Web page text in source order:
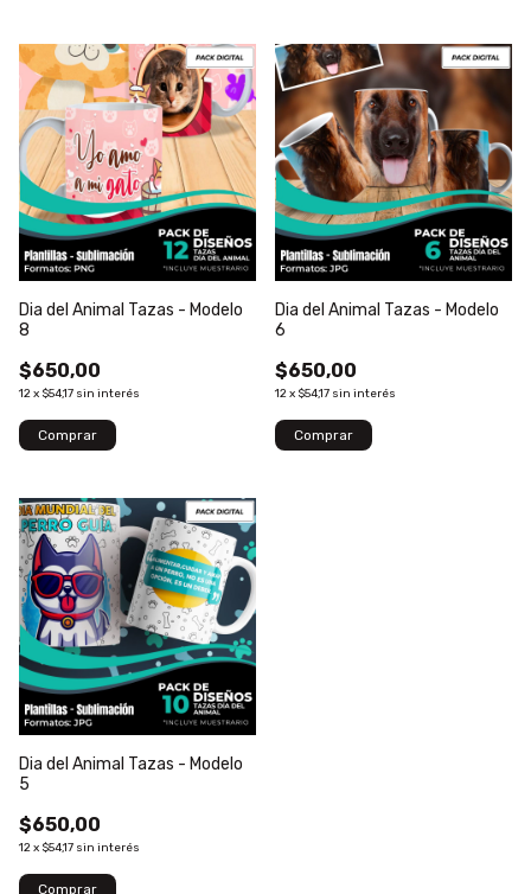
Dia del Animal Tazas - Modelo
8
$650,00
12x $54,17 sin interés
Dia del Animal Tazas - Modelo
6
$650,00
12x $54,17 sin interés
Dia del Animal Tazas - Modelo
5
$650,00
12x $54,17 sin interés